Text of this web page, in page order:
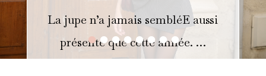
••••••••
La jupe n’a jamais sembléE aussi
présente que cette année. …